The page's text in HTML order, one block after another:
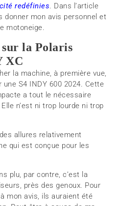
redéfinies. Dans l’article
donner mon avis personnel et
motoneige.
sur la Polaris
XC
la machine, à première vue,
une S4 INDY 600 2024. Cette
a tout le nécessaire
n’est ni trop lourde ni trop
allures relativement
qui est conçue pour les
plu, par contre, c’est la
près des genoux. Pour
mon avis, ils auraient été